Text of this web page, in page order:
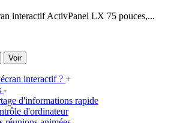
interactif ActivPanel LX 75 pouces,...
Voir
interactif ? +
-
d'informations rapide
d'ordinateur